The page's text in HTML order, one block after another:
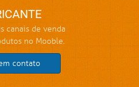
canais de venda
no Mooble.
contato